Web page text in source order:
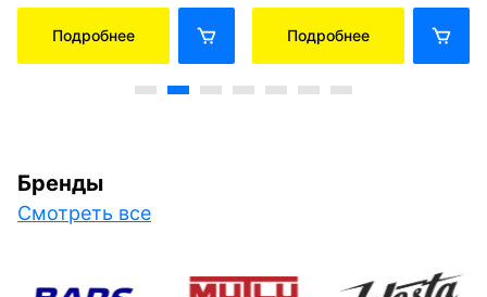
Подробнее Подробнее
Бренды
Смотреть все